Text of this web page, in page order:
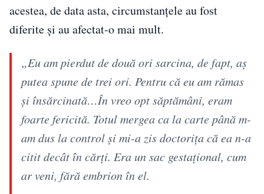
acestea, de data asta, circumstanțele au fost
diferite și au afectat-o mai mult.
„Eu am pierdut de două ori sarcina, de fapt, aș
putea spune de trei ori. Pentru că eu am rămas
și însărcinată…În vreo opt săptămâni, eram
foarte fericită. Totul mergea ca la carte până m-
am dus la control și mi-a zis doctorița că ea n-a
citit decât în cărți. Era un sac gestațional, cum
ar veni, fără embrion în el.